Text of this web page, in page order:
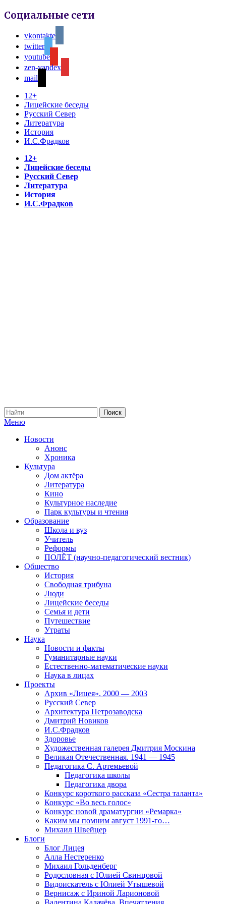
Социальные сети
vkontakte
twitter
youtube
zen-yandex
mail
12+
Лицейские беседы
Русский Север
Литература
История
И.С.Фрадков
12+
Лицейские беседы
Русский Север
Литература
История
И.С.Фрадков
Меню
Новости
Анонс
Хроника
Культура
Дом актёра
Литература
Кино
Культурное наследие
Парк культуры и чтения
Образование
Школа и вуз
Учитель
Реформы
ПОЛЁТ (научно-педагогический вестник)
Общество
История
Свободная трибуна
Люди
Лицейские беседы
Семья и дети
Путешествие
Утраты
Наука
Новости и факты
Гуманитарные науки
Естественно-математические науки
Наука в лицах
Проекты
Архив «Лицея». 2000 — 2003
Русский Север
Архитектура Петрозаводска
Дмитрий Новиков
И.С.Фрадков
Здоровье
Художественная галерея Дмитрия Москина
Великая Отечественная. 1941 — 1945
Педагогика С. Артемьевой
Педагогика школы
Педагогика двора
Конкурс короткого рассказа «Сестра таланта»
Конкурс «Во весь голос»
Конкурс новой драматургии «Ремарка»
Каким мы помним август 1991-го…
Михаил Швейцер
Блоги
Блог Лицея
Алла Нестеренко
Михаил Гольденберг
Родословная с Юлией Свинцовой
Видоискатель с Юлией Утышевой
Вернисаж с Ириной Ларионовой